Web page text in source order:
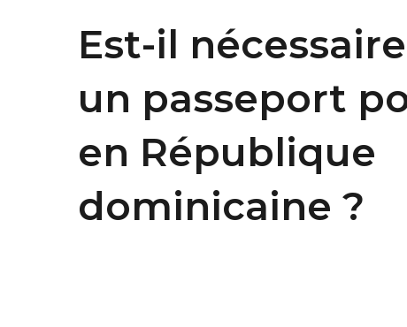
Est-il
un passeport
en République
dominicaine ?